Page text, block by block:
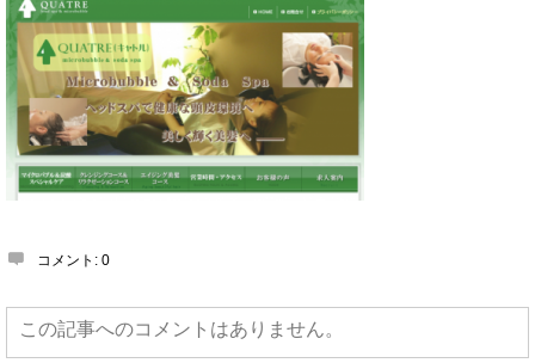
コメント: 0
この記事へのコメントはありません。